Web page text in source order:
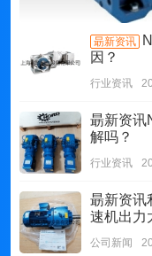
朂新资讯
因？
行业资讯
朂新资讯
解吗？
行业资讯
朂新资讯
速机出力
公司新闻